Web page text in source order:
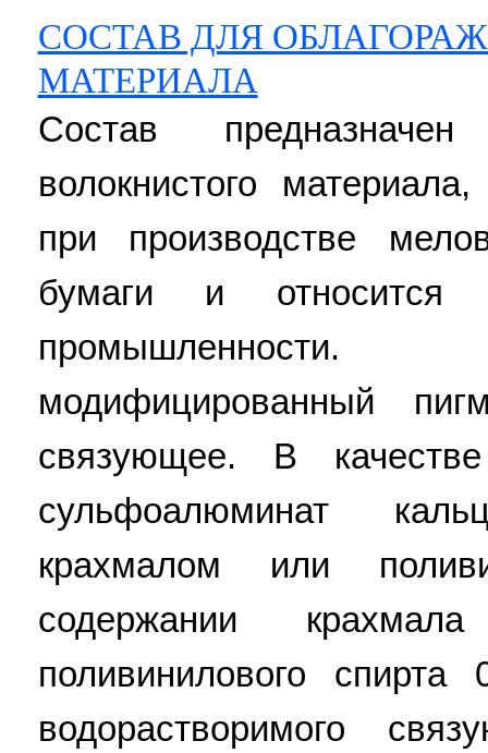
СОСТАВ ДЛЯ
МАТЕРИАЛА
Состав
волокнистого
при производстве
бумаги и относится
модифицированный
связующее. В
сульфоалюминат
крахмалом или
содержании
поливинилового
водорастворимого